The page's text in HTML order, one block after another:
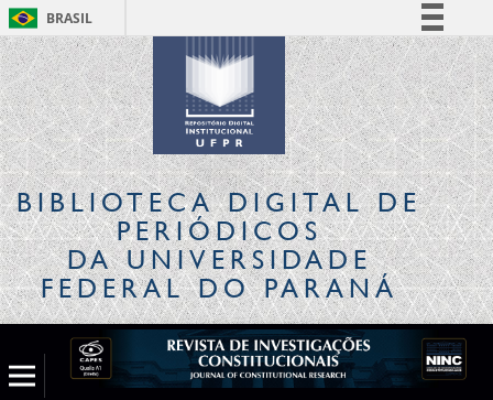
BRASIL
Simplifique!
Comunica BR
Participe
Acesso à informação
Legislação
Canais
BIBLIOTECA DIGITALDE
PERIÓDICOS
DA UNIVERSIDADE
FEDERAL DO PARANÁ